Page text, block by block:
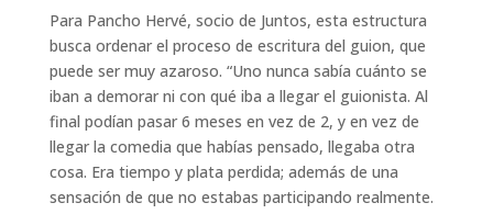
Para Pancho Hervé, socio de Juntos, esta estructura
busca ordenar el proceso de escritura del guion, que
puede ser muy azaroso. “Uno nunca sabía cuánto se
iban a demorar ni con qué iba a llegar el guionista. Al
final podían pasar 6 meses en vez de 2, y en vez de
llegar la comedia que habías pensado, llegaba otra
cosa. Era tiempo y plata perdida; además de una
sensación de que no estabas participando realmente.